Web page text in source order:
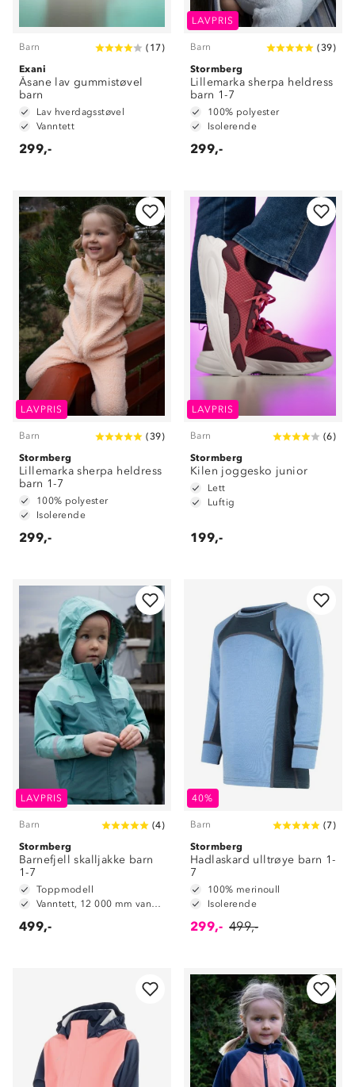
Barn ( 17)
Exani
Åsane lav gummistøvel
barn
Lav hverdagsstøvel
Vanntett
299,-
LAVPRIS
Barn (39)
Stormberg
Lillemarka sherpa heldress
barn 1-7
100% polyester
Isolerende
299,-
LAVPRIS
Barn (39)
Stormberg
Lillemarka sherpa heldress
barn 1-7
100% polyester
Isolerende
299,-
LAVPRIS
Barn (6)
Stormberg
Kilen joggesko junior
Lett
Luftig
199,-
LAVPRIS
Barn (4)
Stormberg
Barnefjell skalljakke barn
1-7
Toppmodell
Vanntett, 12 000 mm vannsøyle
499,-
40%
Barn (7)
Stormberg
Hadlaskard ulltrøye barn 1-
7
100% merinoull
Isolerende
299,- 499,-